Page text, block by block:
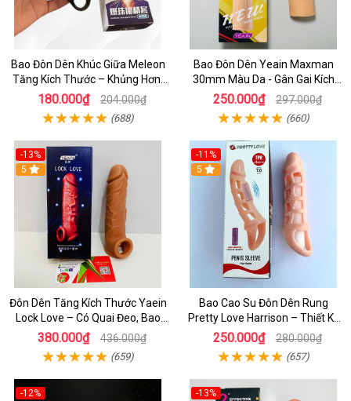
Bao Đôn Dên Khúc Giữa Meleon
Tăng Kích Thước – Khủng Hơn,
Chống Tuột
180.000₫ 204.000₫
(688)
Bao Đôn Dên Yeain Maxman
30mm Màu Da - Gân Gai Kích
Thích, Tăng Kích Thước Cực
Đỉnh
250.000₫ 297.000₫
(660)
-13%
5
Đôn Dên Tăng Kích Thước Yaein
Lock Love – Có Quai Đeo, Bao
Cao Su Giả Dương Vật Chính
Hãng
380.000₫ 436.000₫
(659)
-11%
5
Bao Cao Su Đôn Dên Rung
Pretty Love Harrison – Thiết Kế
Lưới Kích Thích Mạnh
250.000₫ 280.000₫
(657)
-12%
-13%